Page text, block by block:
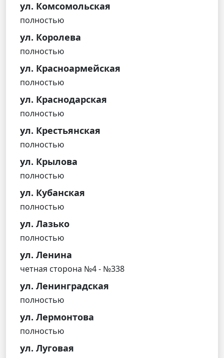
ул. Комсомольская
полностью
ул. Королева
полностью
ул. Красноармейская
полностью
ул. Краснодарская
полностью
ул. Крестьянская
полностью
ул. Крылова
полностью
ул. Кубанская
полностью
ул. Лазько
полностью
ул. Ленина
четная сторона №4 - №338
ул. Ленинградская
полностью
ул. Лермонтова
полностью
ул. Луговая